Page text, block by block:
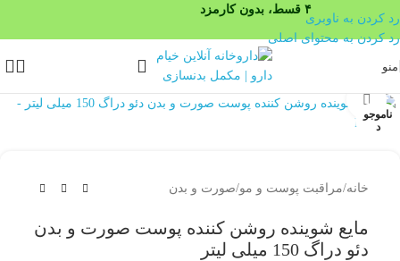
۴ قسط، بدون کارمزد
رد کردن به ناوبری
رد کردن به محتوای اصلی
منو
ناموجو
د
بزرگنمایی تصویر
خانه/مراقبت پوست و مو/صورت و بدن
مایع شوینده روشن کننده پوست صورت و بدن
دئو دراگ 150 میلی لیتر